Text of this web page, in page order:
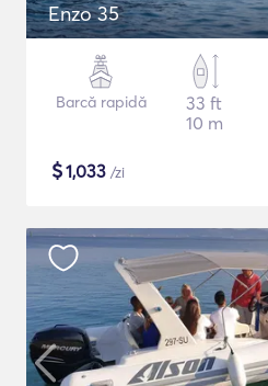
Enzo 35
Barcă rapidă
33 ft
10 m
$1,033 /zi